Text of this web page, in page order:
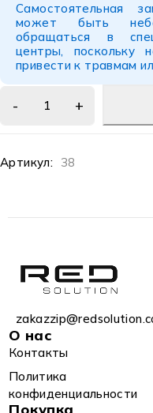
Самостоятельная
может быть
обращаться в
центры, поскольку
привести к травмам
Артикул: 38
О нас
Контакты
Политика
конфиденциальности